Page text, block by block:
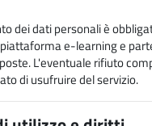
dei dati personali è
e-learning e
L'eventuale rifiuto
di usufruire del servizio.